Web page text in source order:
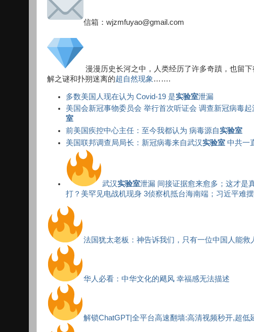
信箱：wjzmfuyao@gmail.com
漫漫历史长河之中，人类经历了许多奇蹟，也留
解之谜和扑朔迷离的超自然现象 …….
多数美国人现在认为 Covid-19 是实验室泄漏
美国会新冠事物委员会 举行首次听证会 调查新冠病毒
室
前美国疾控中心主任：至今我都认为 病毒源自实验室
美国联邦调查局局长：新冠病毒来自武汉实验室 中共一
武汉实验室泄漏 间接证据愈来愈多；这才是
打？美罕见电战机现身 3侦察机抵台海南端；习近平难
法国犹太老板：神告诉我们，只有一位中国人能救
华人必看：中华文化的飓风 幸福感无法描述
解锁ChatGPT|全平台高速翻墙:高清视频秒开,超低